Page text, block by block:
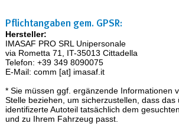
Pflichtangaben gem. GPSR:
Hersteller:
IMASAF PRO SRL Unipersonale
via Rometta 71, IT-35013 Cittadella
Telefon: +39 349 8090075
E-Mail: comm [at] imasaf.it
* Sie müssen ggf. ergänzende Informationen
Stelle beziehen, um sicherzustellen, dass das
identifizerte Autoteil tatsächlich dem
und zu Ihrem Fahrzeug passt.